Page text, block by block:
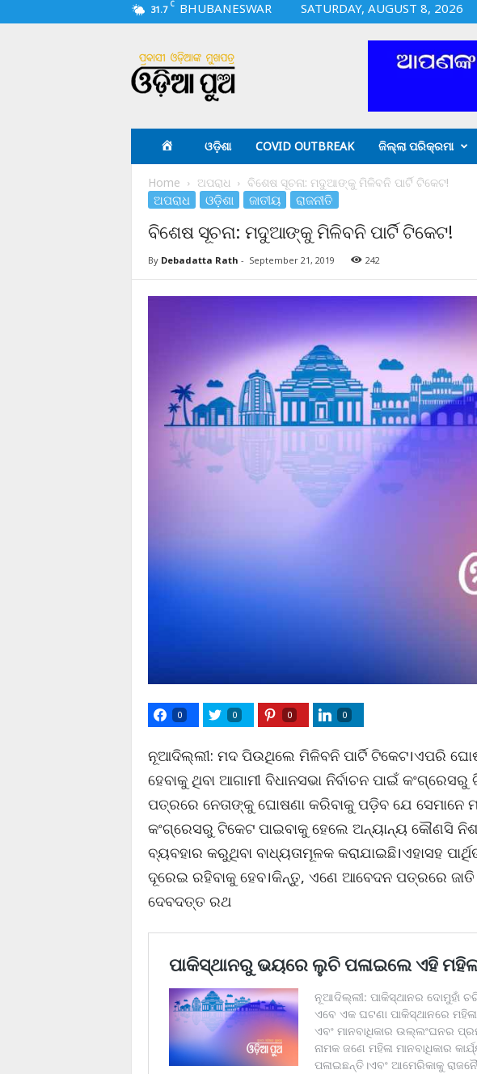
31.7 C BHUBANESWAR
SATURDAY, AUGUST 8, 2026
i
a
ଓଡ଼ିଶା COVID OUTBREAK ଜିଲ୍ଲା ପରିକ୍ରମା
Home ଅପରାଧ ବିଶେଷ ସୂଚନା: ମଦୁଆଙ୍କୁ ମିଳିବନି ପାର୍ଟି ଟିକେଟ!
ଅପରାଧ ଓଡ଼ିଶା ଜାତୀୟ ରାଜନୀତି
ବିଶେଷ ସୂଚନା: ମଦୁଆଙ୍କୁ ମିଳିବନି ପାର୍ଟି ଟିକେଟ!
By Debadatta Rath - September 21, 2019 242
0 0 0 0
ନୂଆଦିଲ୍ଲୀ: ମଦ ପିଉଥିଲେ ମିଳିବନି ପାର୍ଟି ଟିକେଟ।ଏପରି
ହେବାକୁ ଥିବା ଆଗାମୀ ବିଧାନସଭା ନିର୍ବାଚନ ପାଇଁ
ପତ୍ରରେ ନେତାଙ୍କୁ ଘୋଷଣା କରିବାକୁ ପଡ଼ିବ ଯେ ସେମାନେ
କଂଗ୍ରେସରୁ ଟିକେଟ ପାଇବାକୁ ହେଲେ ଅନ୍ୟାନ୍ୟ କୌଣସି
ବ୍ୟବହାର କରୁଥିବା ବାଧ୍ୟତାମୂଳକ କରାଯାଇଛି।ଏହାସହ
ଦୂରେଇ ରହିବାକୁ ହେବ।କିନ୍ତୁ, ଏଣେ ଆବେଦନ ପତ୍ରରେ
ଦେବଦତ୍ତ ରଥ